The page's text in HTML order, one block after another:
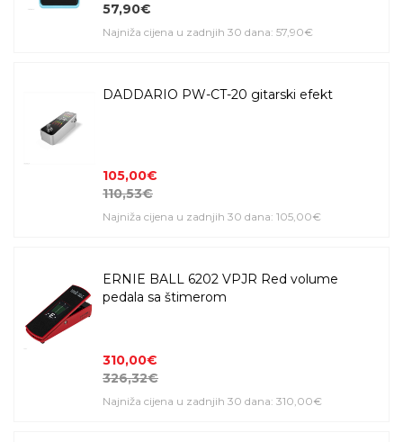
57,90€
Najniža cijena u zadnjih 30 dana: 57,90€
DADDARIO PW-CT-20 gitarski efekt
105,00€
110,53€
Najniža cijena u zadnjih 30 dana: 105,00€
ERNIE BALL 6202 VPJR Red volume
pedala sa štimerom
310,00€
326,32€
Najniža cijena u zadnjih 30 dana: 310,00€